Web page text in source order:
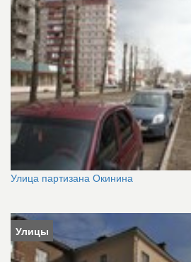
Улица партизана Окинина
Улицы